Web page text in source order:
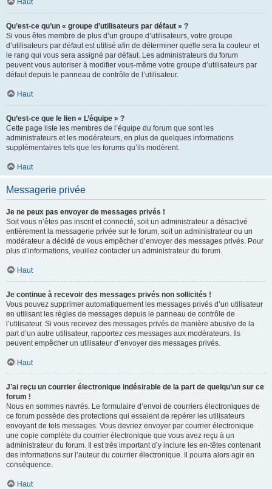
Haut
Qu’est-ce qu’un « groupe d’utilisateurs par défaut » ?
Si vous êtes membre de plus d’un groupe d’utilisateurs, votre groupe
d’utilisateurs par défaut est utilisé afin de déterminer quelle sera la couleur et
le rang qui vous sera assigné par défaut. Les administrateurs du forum
peuvent vous autoriser à modifier vous-même votre groupe d’utilisateurs par
défaut depuis le panneau de contrôle de l’utilisateur.
Haut
Qu’est-ce que le lien « L’équipe » ?
Cette page liste les membres de l’équipe du forum que sont les
administrateurs et les modérateurs, en plus de quelques informations
supplémentaires tels que les forums qu’ils modèrent.
Haut
Messagerie privée
Je ne peux pas envoyer de messages privés !
Soit vous n’êtes pas inscrit et connecté, soit un administrateur a désactivé
entièrement la messagerie privée sur le forum, soit un administrateur ou un
modérateur a décidé de vous empêcher d’envoyer des messages privés. Pour
plus d’informations, veuillez contacter un administrateur du forum.
Haut
Je continue à recevoir des messages privés non sollicités !
Vous pouvez supprimer automatiquement les messages privés d’un utilisateur
en utilisant les règles de messages depuis le panneau de contrôle de
l’utilisateur. Si vous recevez des messages privés de manière abusive de la
part d’un autre utilisateur, rapportez ces messages aux modérateurs. Ils
peuvent empêcher un utilisateur d’envoyer des messages privés.
Haut
J’ai reçu un courrier électronique indésirable de la part de quelqu’un sur ce
forum !
Nous en sommes navrés. Le formulaire d’envoi de courriers électroniques de
ce forum possède des protections qui essaient de repérer les utilisateurs
envoyant de tels messages. Vous devriez envoyer par courrier électronique
une copie complète du courrier électronique que vous avez reçu à un
administrateur du forum. Il est très important d’y inclure les en-têtes contenant
des informations sur l’auteur du courrier électronique. Il pourra alors agir en
conséquence.
Haut